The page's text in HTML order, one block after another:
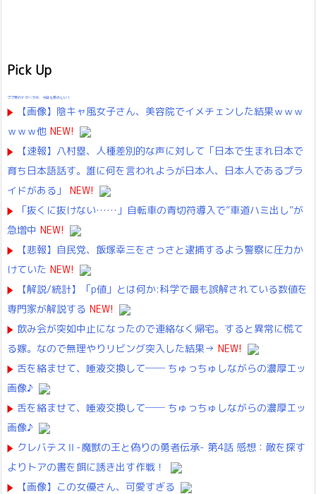
Pick Up
ブブ家のドタバタが、今日も愛おしい！
【画像】陰キャ風女子さん、美容院でイメチェンした結果ｗｗｗ
ｗｗｗ他 NEW!
【速報】八村塁、人種差別的な声に対して「日本で生まれ日本で
育ち日本語話す。誰に何を言われようが日本人、日本人であるプラ
イドがある」
NEW!
「抜くに抜けない……」自転車の青切符導入で”車道ハミ出し”が
急増中 NEW!
【悲報】自民党、飯塚幸三をさっさと逮捕するよう警察に圧力か
けていた NEW!
【解説/統計】「p値」とは何か:科学で最も誤解されている数値を
専門家が解説する NEW!
飲み会が突如中止になったので連絡なく帰宅。すると異常に慌て
る嫁。なので無理やりリビング突入した結果→ NEW!
舌を絡ませて、唾液交換して── ちゅっちゅしながらの濃厚エッ
画像♪
舌を絡ませて、唾液交換して── ちゅっちゅしながらの濃厚エッ
画像♪
クレバテスⅡ-魔獣の王と偽りの勇者伝承- 第4話 感想：敵を探す
よりトアの書を餌に誘き出す作戦！
【画像】この女優さん、可愛すぎる